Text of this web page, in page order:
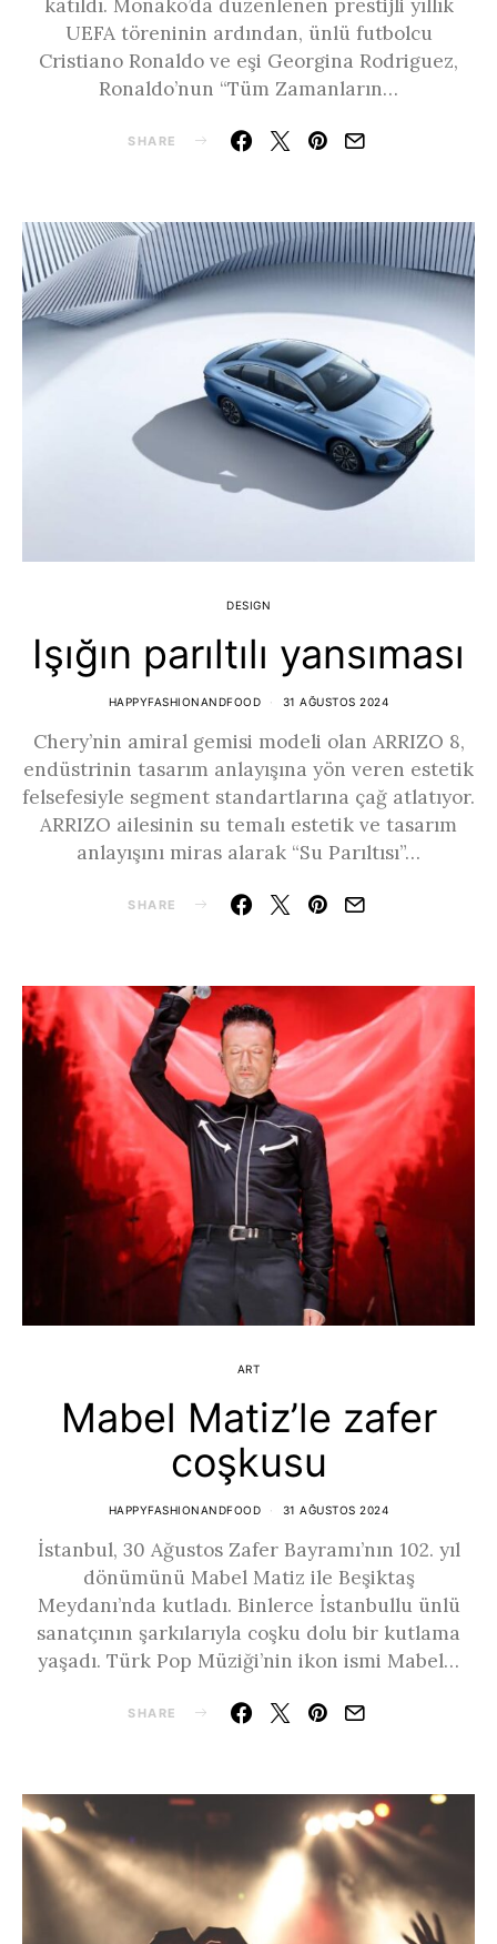
katıldı. Monako’da düzenlenen prestijli yıllık
UEFA töreninin ardından, ünlü futbolcu
Cristiano Ronaldo ve eşi Georgina Rodriguez,
Ronaldo’nun “Tüm Zamanların…
SHARE
DESIGN
Işığın parıltılı yansıması
HAPPYFASHIONANDFOOD 31 AĞUSTOS 2024
Chery’nin amiral gemisi modeli olan ARRIZO 8,
endüstrinin tasarım anlayışına yön veren estetik
felsefesiyle segment standartlarına çağ atlatıyor.
ARRIZO ailesinin su temalı estetik ve tasarım
anlayışını miras alarak “Su Parıltısı”…
SHARE
ART
Mabel Matiz’le zafer
coşkusu
HAPPYFASHIONANDFOOD 31 AĞUSTOS 2024
İstanbul, 30 Ağustos Zafer Bayramı’nın 102. yıl
dönümünü Mabel Matiz ile Beşiktaş
Meydanı’nda kutladı. Binlerce İstanbullu ünlü
sanatçının şarkılarıyla coşku dolu bir kutlama
yaşadı. Türk Pop Müziği’nin ikon ismi Mabel…
SHARE